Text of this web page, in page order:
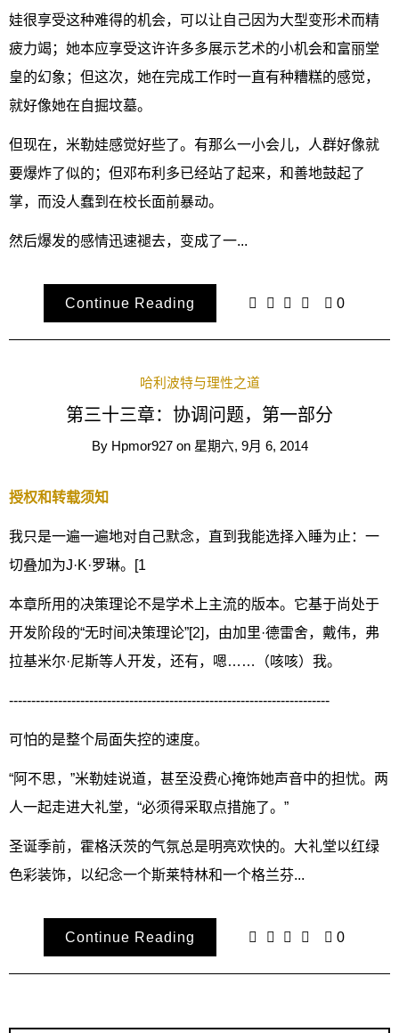
娃很享受这种难得的机会，可以让自己因为大型变形术而精
疲力竭；她本应享受这许许多多展示艺术的小机会和富丽堂
皇的幻象；但这次，她在完成工作时一直有种糟糕的感觉，
就好像她在自掘坟墓。
但现在，米勒娃感觉好些了。有那么一小会儿，人群好像就
要爆炸了似的；但邓布利多已经站了起来，和善地鼓起了
掌，而没人蠢到在校长面前暴动。
然后爆发的感情迅速褪去，变成了一...
Continue Reading 0
哈利波特与理性之道
第三十三章：协调问题，第一部分
By Hpmor927 on 星期六, 9月 6, 2014
授权和转载须知
我只是一遍一遍地对自己默念，直到我能选择入睡为止：一
切叠加为J·K·罗琳。[1
本章所用的决策理论不是学术上主流的版本。它基于尚处于
开发阶段的“无时间决策理论”[2]，由加里·德雷舍，戴伟，弗
拉基米尔·尼斯等人开发，还有，嗯……（咳咳）我。
------------------------------------------------------------------------
可怕的是整个局面失控的速度。
“阿不思，”米勒娃说道，甚至没费心掩饰她声音中的担忧。两
人一起走进大礼堂，“必须得采取点措施了。”
圣诞季前，霍格沃茨的气氛总是明亮欢快的。大礼堂以红绿
色彩装饰，以纪念一个斯莱特林和一个格兰芬...
Continue Reading 0